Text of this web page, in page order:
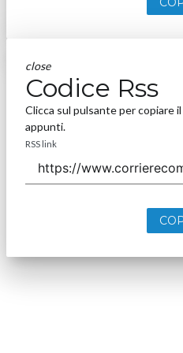
close
Codice Rss
Clicca sul pulsante per copiare il
appunti.
RSS link